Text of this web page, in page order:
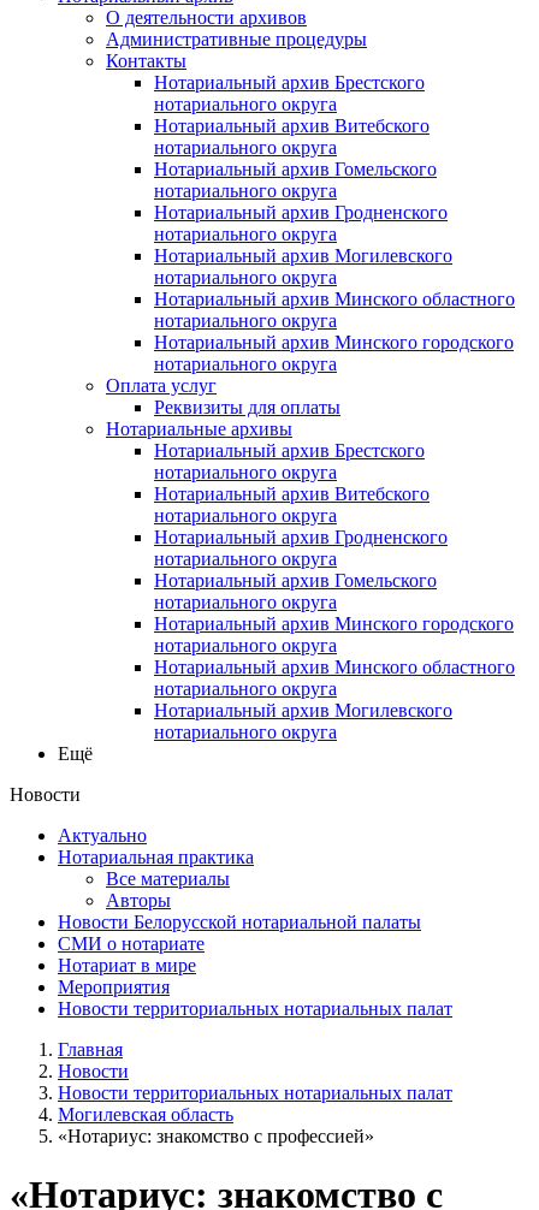
О деятельности архивов
Административные процедуры
Контакты
Нотариальный архив Брестского
нотариального округа
Нотариальный архив Витебского
нотариального округа
Нотариальный архив Гомельского
нотариального округа
Нотариальный архив Гродненского
нотариального округа
Нотариальный архив Могилевского
нотариального округа
Нотариальный архив Минского областного
нотариального округа
Нотариальный архив Минского городского
нотариального округа
Оплата услуг
Реквизиты для оплаты
Нотариальные архивы
Нотариальный архив Брестского
нотариального округа
Нотариальный архив Витебского
нотариального округа
Нотариальный архив Гродненского
нотариального округа
Нотариальный архив Гомельского
нотариального округа
Нотариальный архив Минского городского
нотариального округа
Нотариальный архив Минского областного
нотариального округа
Нотариальный архив Могилевского
нотариального округа
Ещё
Новости
Актуально
Нотариальная практика
Все материалы
Авторы
Новости Белорусской нотариальной палаты
СМИ о нотариате
Нотариат в мире
Мероприятия
Новости территориальных нотариальных палат
Главная
Новости
Новости территориальных нотариальных палат
Могилевская область
«Нотариус: знакомство с профессией»
«Нотариус: знакомство с